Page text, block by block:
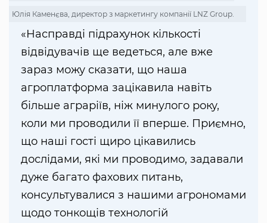
Юлія Каменєва, директор з маркетингу компанії LNZ Group.
«Насправді підрахунок кількості
відвідувачів ще ведеться, але вже
зараз можу сказати, що наша
агроплатформа зацікавила навіть
більше аграріїв, ніж минулого року,
коли ми проводили її вперше. Приємно,
що наші гості щиро цікавились
дослідами, які ми проводимо, задавали
дуже багато фахових питань,
консультувалися з нашими агрономами
щодо тонкощів технологій